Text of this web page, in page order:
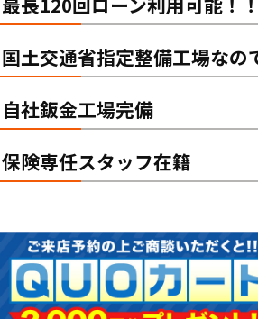
国土交通省指定整備工場なの
自社鈑金工場完備
保険専任スタッフ在籍